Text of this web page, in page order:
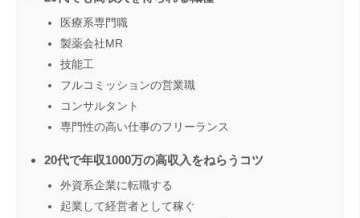
医療系専門職
製薬会社MR
技能工
フルコミッションの営業職
コンサルタント
専門性の高い仕事のフリーランス
20代で年収1000万の高収入をねらうコツ
外資系企業に転職する
起業して経営者として稼ぐ